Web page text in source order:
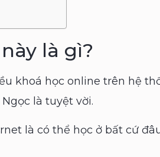
là gì?
khoá học online trên hệ
là tuyệt vời.
là có thể học ở bất cứ